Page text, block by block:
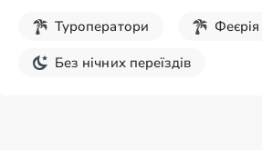
Туроператори
Феєрія
Без нічних переїздів